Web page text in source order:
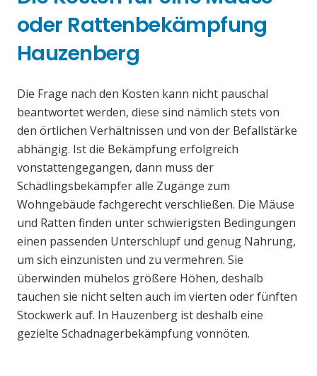
oder Rattenbekämpfung
Hauzenberg
Die Frage nach den Kosten kann nicht pauschal
beantwortet werden, diese sind nämlich stets von
den örtlichen Verhältnissen und von der Befallstärke
abhängig. Ist die Bekämpfung erfolgreich
vonstattengegangen, dann muss der
Schädlingsbekämpfer alle Zugänge zum
Wohngebäude fachgerecht verschließen. Die Mäuse
und Ratten finden unter schwierigsten Bedingungen
einen passenden Unterschlupf und genug Nahrung,
um sich einzunisten und zu vermehren. Sie
überwinden mühelos größere Höhen, deshalb
tauchen sie nicht selten auch im vierten oder fünften
Stockwerk auf. In Hauzenberg ist deshalb eine
gezielte Schadnagerbekämpfung vonnöten.